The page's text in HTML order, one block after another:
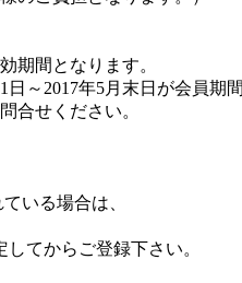
期間となります。
～2017年5月末日が会員期間
合せください。
いる場合は、
てからご登録下さい。